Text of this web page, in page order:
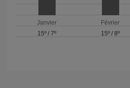
Janvier
15º /7º
Février
15º / 8º